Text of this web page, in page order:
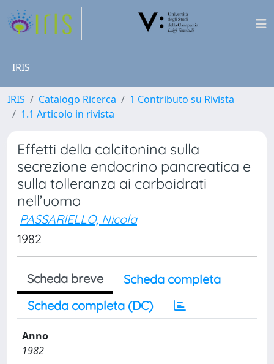
IRIS
IRIS Catalogo Ricerca
1 Contributo su Rivista
1.1 Articolo in rivista
Effetti della calcitonina sulla
secrezione endocrino pancreatica e
sulla tolleranza ai carboidrati
nell’uomo
PASSARIELLO, Nicola
1982
Scheda breve
Scheda completa
Scheda completa (DC)
Anno
1982